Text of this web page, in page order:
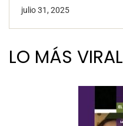
julio 31, 2025
LO MÁS VIRAL